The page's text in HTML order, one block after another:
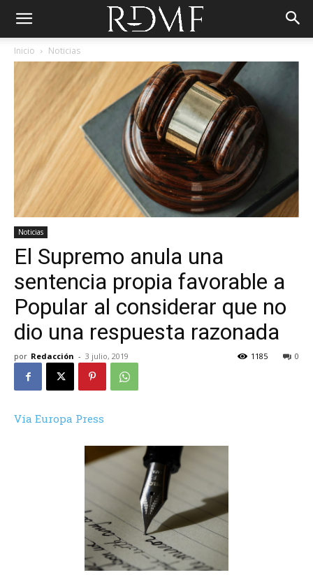
Inicio Noticias
Noticias
El Supremo anula una
sentencia propia favorable a
Popular al considerar que no
dio una respuesta razonada
por Redacción - 3 julio, 2019 0
1185
Vía Europa Press